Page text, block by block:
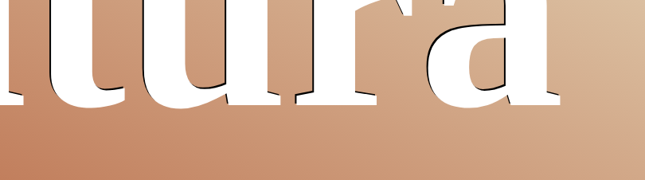
Cascinazza
AVSI
è in difficoltà
in tutto il
Opera San